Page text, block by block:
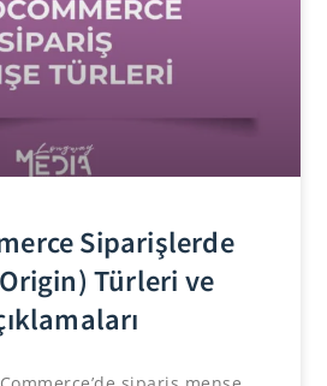
Siparişlerde
Türleri ve